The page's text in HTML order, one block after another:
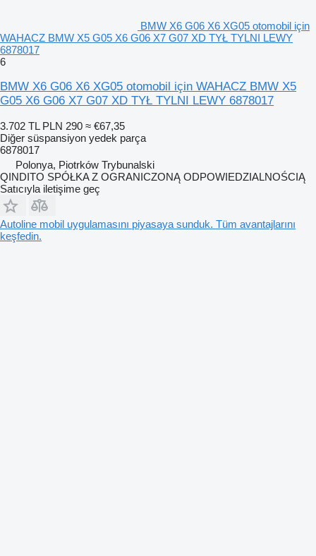
BMW X6 G06 X6 XG05 otomobil için
WAHACZ BMW X5 G05 X6 G06 X7 G07 XD TYŁ TYLNI LEWY
6878017
6
BMW X6 G06 X6 XG05 otomobil için WAHACZ BMW X5
G05 X6 G06 X7 G07 XD TYŁ TYLNI LEWY 6878017
3.702 TL PLN 290 ≈ €67,35
Diğer süspansiyon yedek parça
6878017
Polonya, Piotrków Trybunalski
QINDITO SPÓŁKA Z OGRANICZONĄ ODPOWIEDZIALNOŚCIĄ
Satıcıyla iletişime geç
Autoline mobil uygulamasını piyasaya sunduk. Tüm avantajlarını
keşfedin.